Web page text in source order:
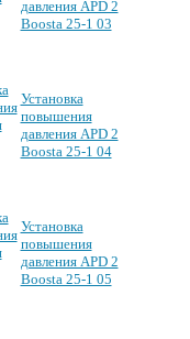
давления APD 2
Boosta 25-1 03
Установка
повышения
давления APD 2
Boosta 25-1 04
Установка
повышения
давления APD 2
Boosta 25-1 05